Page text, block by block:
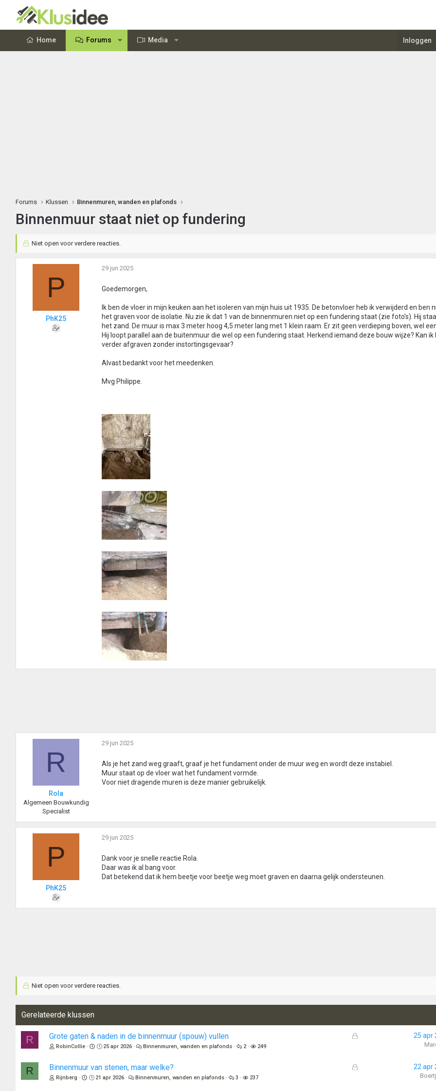
Home Forums Media Inloggen
Forums Klussen Binnenmuren, wanden en plafonds
Binnenmuur staat niet op fundering
Niet open voor verdere reacties.
P
PhK25
29 jun 2025
Goedemorgen,
Ik ben de vloer in mijn keuken aan het isoleren van mijn huis uit 1935. De betonvloer heb ik verwijderd en ben
het graven voor de isolatie. Nu zie ik dat 1 van de binnenmuren niet op een fundering staat (zie foto’s). Hij
het zand. De muur is max 3 meter hoog 4,5 meter lang met 1 klein raam. Er zit geen verdieping boven, wel
Hij loopt parallel aan de buitenmuur die wel op een fundering staat. Herkend iemand deze bouw wijze? Kan ik
verder afgraven zonder instortingsgevaar?
Alvast bedankt voor het meedenken.
Mvg Philippe.
R
Rola
Algemeen Bouwkundig
Specialist
29 jun 2025
Als je het zand weg graaft, graaf je het fundament onder de muur weg en wordt deze instabiel.
Muur staat op de vloer wat het fundament vormde.
Voor niet dragende muren is deze manier gebruikelijk.
P
PhK25
29 jun 2025
Dank voor je snelle reactie Rola.
Daar was ik al bang voor.
Dat betekend dat ik hem beetje voor beetje weg moet graven en daarna gelijk ondersteunen.
Niet open voor verdere reacties.
Gerelateerde klussen
R
G
o
Grote gaten & naden in de binnenmuur (spouw) vullen
RobinCollie 25 apr 2026 Binnenmuren, wanden en plafonds 2 249
25 apr
R
G
Binnenmuur van stenen, maar welke?
Rijnberg 21 apr 2026 Binnenmuren, wanden en plafonds 3 237
22 apr